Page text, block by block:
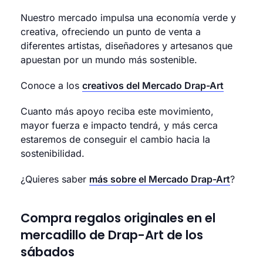
Nuestro mercado impulsa una economía verde y
creativa, ofreciendo un punto de venta a
diferentes artistas, diseñadores y artesanos que
apuestan por un mundo más sostenible.
Conoce a los creativos del Mercado Drap-Art
Cuanto más apoyo reciba este movimiento,
mayor fuerza e impacto tendrá, y más cerca
estaremos de conseguir el cambio hacia la
sostenibilidad.
¿Quieres saber más sobre el Mercado Drap-Art?
Compra regalos originales en el
mercadillo de Drap-Art de los
sábados